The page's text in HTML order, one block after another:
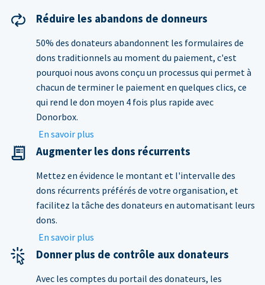
Réduire les abandons de donneurs
50% des donateurs abandonnent les formulaires de
dons traditionnels au moment du paiement, c'est
pourquoi nous avons conçu un processus qui permet à
chacun de terminer le paiement en quelques clics, ce
qui rend le don moyen 4 fois plus rapide avec
Donorbox.
En savoir plus
Augmenter les dons récurrents
Mettez en évidence le montant et l'intervalle des
dons récurrents préférés de votre organisation, et
facilitez la tâche des donateurs en automatisant leurs
dons.
En savoir plus
Donner plus de contrôle aux donateurs
Avec les comptes du portail des donateurs, les